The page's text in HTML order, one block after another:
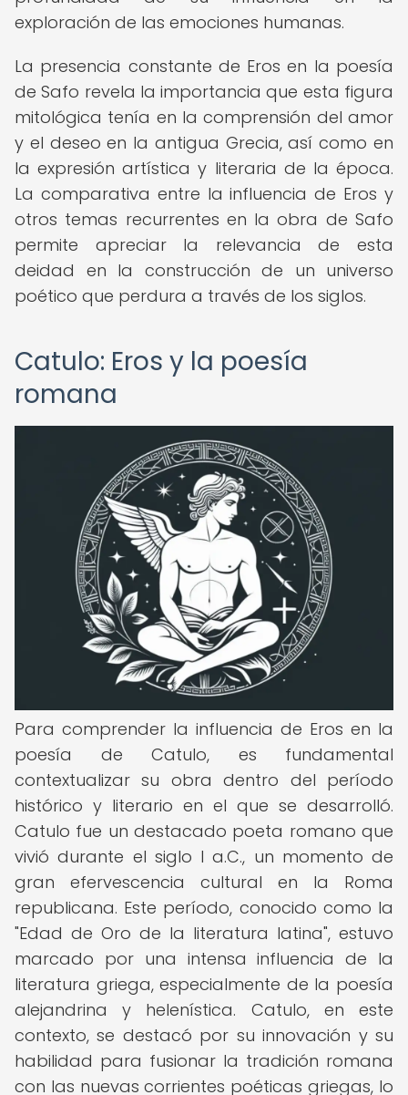
exploración de las emociones humanas.
La presencia constante de Eros en la poesía
de Safo revela la importancia que esta figura
mitológica tenía en la comprensión del amor
y el deseo en la antigua Grecia, así como en
la expresión artística y literaria de la época.
La comparativa entre la influencia de Eros y
otros temas recurrentes en la obra de Safo
permite apreciar la relevancia de esta
deidad en la construcción de un universo
poético que perdura a través de los siglos.
Catulo: Eros y la poesía
romana
Para comprender la influencia de Eros en la
poesía de Catulo, es fundamental
contextualizar su obra dentro del período
histórico y literario en el que se desarrolló.
Catulo fue un destacado poeta romano que
vivió durante el siglo I a.C., un momento de
gran efervescencia cultural en la Roma
republicana. Este período, conocido como la
"Edad de Oro de la literatura latina", estuvo
marcado por una intensa influencia de la
literatura griega, especialmente de la poesía
alejandrina y helenística. Catulo, en este
contexto, se destacó por su innovación y su
habilidad para fusionar la tradición romana
con las nuevas corrientes poéticas griegas, lo